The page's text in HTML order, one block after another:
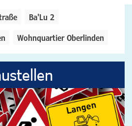
Ba'Lu 2
Wohnquartier Oberlinden